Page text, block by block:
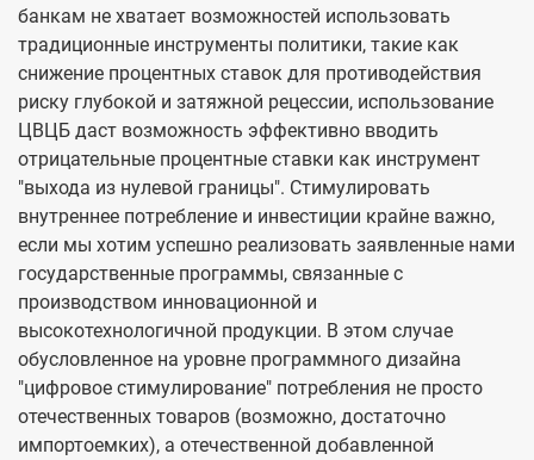
банкам не хватает возможностей использовать
традиционные инструменты политики, такие как
снижение процентных ставок для противодействия
риску глубокой и затяжной рецессии, использование
ЦВЦБ даст возможность эффективно вводить
отрицательные процентные ставки как инструмент
"выхода из нулевой границы". Стимулировать
внутреннее потребление и инвестиции крайне важно,
если мы хотим успешно реализовать заявленные нами
государственные программы, связанные с
производством инновационной и
высокотехнологичной продукции. В этом случае
обусловленное на уровне программного дизайна
"цифровое стимулирование" потребления не просто
отечественных товаров (возможно, достаточно
импортоемких), а отечественной добавленной